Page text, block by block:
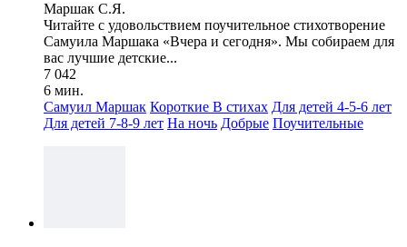
Маршак С.Я.
Читайте с удовольствием поучительное стихотворение
Самуила Маршака «Вчера и сегодня». Мы собираем для
вас лучшие детские...
7 042
6 мин.
Самуил Маршак Короткие В стихах Для детей 4-5-6 лет
Для детей 7-8-9 лет На ночь Добрые Поучительные